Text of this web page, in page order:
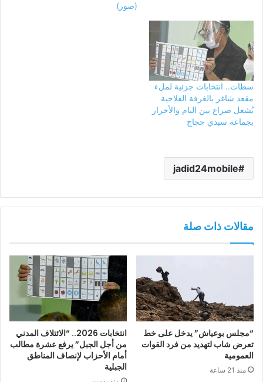
(صور)
سطات.. انتخابات جزئية لملء
مقعد شاغر بالغرفة الفلاحية
يُشعل صراع بين البام والأحرار
بجماعة سيدي حجاج
jadid24mobile
مقالات ذات صلة
“مجلس بوعياش” يدخل على خط
تعرض شاب لتهديد من فرد القوات
العمومية
منذ 21 ساعة
انتخابات 2026.. “الائتلاف المدني
من أجل الجبل” يرفع عشرة مطالب
أمام الأحزاب لإنصاف المناطق
الجبلية